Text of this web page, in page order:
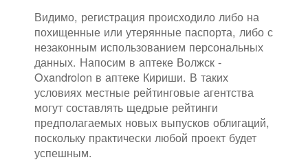
Видимо, регистрация происходило либо на
похищенные или утерянные паспорта, либо с
незаконным использованием персональных
данных. Напосим в аптеке Волжск -
Oxandrolon в аптеке Кириши. В таких
условиях местные рейтинговые агентства
могут составлять щедрые рейтинги
предполагаемых новых выпусков облигаций,
поскольку практически любой проект будет
успешным.